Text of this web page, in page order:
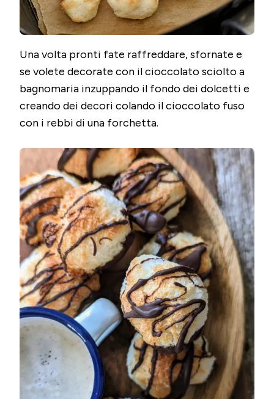
Una volta pronti fate raffreddare, sfornate e
se volete decorate con il cioccolato sciolto a
bagnomaria inzuppando il fondo dei dolcetti e
creando dei decori colando il cioccolato fuso
con i rebbi di una forchetta.